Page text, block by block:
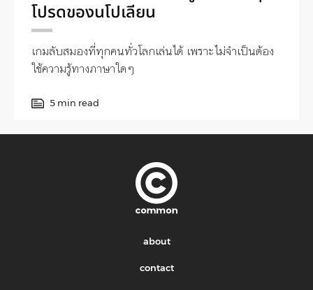
โปรดของนโปเลียน
เกมลับสมองที่ทุกคนทั่วโลกเล่นได้ เพราะไม่จำเป็นต้อง
ใช้ความรู้ทางภาษาใดๆ
5 min read
about
contact